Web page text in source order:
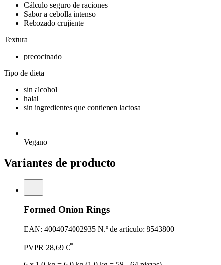
Cálculo seguro de raciones
Sabor a cebolla intenso
Rebozado crujiente
Textura
precocinado
Tipo de dieta
sin alcohol
halal
sin ingredientes que contienen lactosa
Vegano
Variantes de producto
Formed Onion Rings
EAN: 4004074002935 N.º de artículo: 8543800
PVPR 28,69 €*